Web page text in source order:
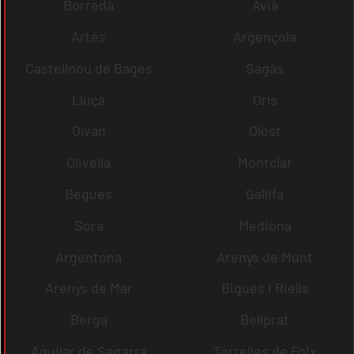
Borredà
Avià
Artés
Argençola
Castellnou de Bages
Sagàs
Lluçà
Orís
Olvan
Olost
Olivella
Montclar
Begues
Gallifa
Sora
Mediona
Argentona
Arenys de Munt
Arenys de Mar
Bigues i Riells
Berga
Bellprat